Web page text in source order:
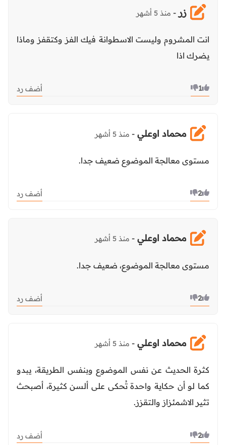
زر - منذ 5 أشهر
انت المشروم وليست الاسطوانة فيك الفز وكتقفز وماذا
يضرك اذا
1 أضف رد
محماد اوعلي - منذ 5 أشهر
مستوى معالجة الموضوع ضعيف جدا.
2 أضف رد
محماد اوعلي - منذ 5 أشهر
مستوى معالجة الموضوع، ضعيف جدا.
2 أضف رد
محماد اوعلي - منذ 5 أشهر
كثرة الحديث عن نفس الموضوع وبنفس الطريقة، يبدو
كما لو أن حكاية واحدة تُحكى على ألسن كثيرة، أصبحث
تثير الاشمئزاز والتقزز.
2 أضف رد